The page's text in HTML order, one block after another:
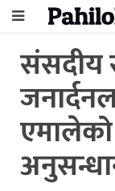
संसदीय